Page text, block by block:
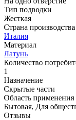
Тип подводки
Жесткая
Страна производства
Италия
Материал
Латунь
Количество
1
Назначение
Скрытые части
Область применения
Бытовая, Для
Отзывы